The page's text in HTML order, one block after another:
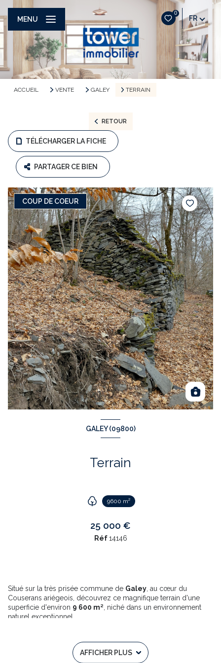
0
FR
MENU
ACCUEIL VENTE GALEY TERRAIN
RETOUR
TÉLÉCHARGER LA FICHE
PARTAGER CE BIEN
COUP DE COEUR
GALEY (09800)
Terrain
9600 m²
25 000 €
Réf14146
Situé sur la très prisée commune de Galey , au cœur du
Couserans ariégeois, découvrez ce magnifique terrain d'une
superficie d'environ 9 600 m² , niché dans un environnement
naturel exceptionnel.
havre de tranquillité pour les amoureux de la nature.
Implanté dans l'un des villages les plus recherchés du secteur,
AFFICHER PLUS